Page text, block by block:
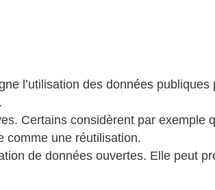
l’utilisation des données
Certains considèrent par
comme une réutilisation.
de données ouvertes. Elle peut